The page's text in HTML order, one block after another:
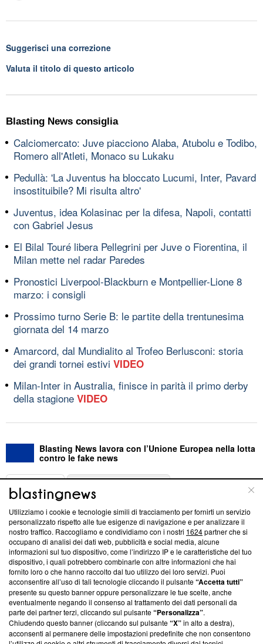
Suggerisci una correzione
Valuta il titolo di questo articolo
Blasting News consiglia
Calciomercato: Juve piacciono Alaba, Atubolu e Todibo,
Romero all'Atleti, Monaco su Lukaku
Pedullà: 'La Juventus ha bloccato Lucumi, Inter, Pavard
insostituibile? Mi risulta altro'
Juventus, idea Kolasinac per la difesa, Napoli, contatti
con Gabriel Jesus
El Bilal Touré libera Pellegrini per Juve o Fiorentina, il
Milan mette nel radar Paredes
Pronostici Liverpool-Blackburn e Montpellier-Lione 8
marzo: i consigli
Prossimo turno Serie B: le partite della trentunesima
giornata del 14 marzo
Amarcord, dal Mundialito al Trofeo Berlusconi: storia
dei grandi tornei estivi VIDEO
Milan-Inter in Australia, finisce in parità il primo derby
della stagione VIDEO
Blasting News lavora con l’Unione Europea nella lotta
contro le fake news
ABOUT
Questa sezione offre informazioni trasparenti su Blasting
News, sui nostri processi editoriali e su come ci impegniamo a
creare news di qualità. Inoltre, afferma la nostra aderenza a
‘Trust Project - News with Integrity’Blasting News non è
ancora membro del programma, ma ha richiesto di farne
parte; Trust Project non ha ancora effettuato una verifica di
conformità agli standard.
Su di noi
Team editoriale
Utilizziamo i cookie e tecnologie simili di tracciamento per fornirti un servizio
personalizzato rispetto alle tue esigenze di navigazione e per analizzare il
nostro traffico. Raccogliamo e condividiamo con i nostri 1624partner che si
occupano di analisi dei dati web, pubblicità e social media, alcune
informazioni sul tuo dispositivo, come l’indirizzo IP e le caratteristiche del tuo
dispositivo, i quali potrebbero combinarle con altre informazioni che hai
fornito loro o che hanno raccolto dal tuo utilizzo dei loro servizi. Puoi
acconsentire all’uso di tali tecnologie cliccando il pulsante“Accetta tutti”
presente su questo banner oppure personalizzare le tue scelte, anche
eventualmente negando il consenso al trattamento dei dati personali da
parte dei partner terzi, cliccando sul pulsante“Personalizza”.
Chiudendo questo banner (cliccando sul pulsante“X”in alto a destra),
acconsenti al permanere delle impostazioni predefinite che non consentono